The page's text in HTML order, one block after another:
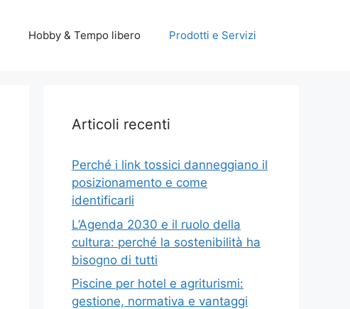
Hobby & Tempo libero Prodotti e Servizi
Articoli recenti
Perché i link tossici danneggiano il
posizionamento e come
identificarli
L’Agenda 2030 e il ruolo della
cultura: perché la sostenibilità ha
bisogno di tutti
Piscine per hotel e agriturismi:
gestione, normativa e vantaggi